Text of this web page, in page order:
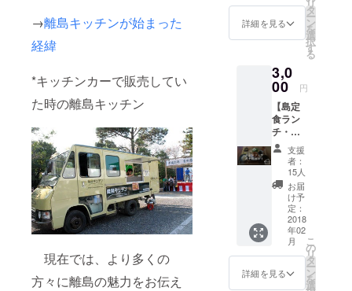
→離島キッチンが始まった
経緯
*キッチンカーで販売してい
た時の離島キッチン
現在では、より多くの
方々に離島の魅力をお伝え
紹介や島の
魅力、食材
などの情報
ていきま
メージ
です。
りま
す。
トロン
限定、
各回ワ
ンドリ
き！ ■
有効期
限
2018年
4月30日
まで *画
像はイ
メージ
です。
実際の
内容と
は異な
りま
す。
詳細を見る
リ
タ
ー
ン
を
選
択
す
る
3,0
00 円
【島定
食ラン
チ・島
土産
セット
2回券】
島食材
を使っ
た定食
ランチ
の食事
券、2回
券で
す。 パ
トロン
支援
者：
15人
お届
け予
定：
2018
年02
月
詳細を見る
こ
の
リ
タ
ー
ン
を
選